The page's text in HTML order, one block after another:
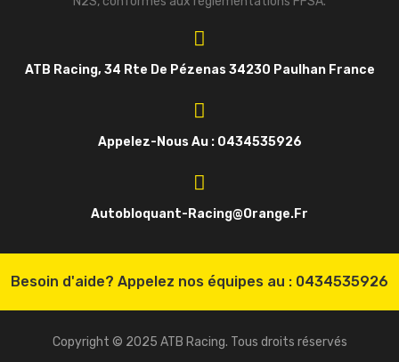
ATB Racing, 34 Rte De Pézenas 34230 Paulhan France
Appelez-Nous Au : 0434535926
Autobloquant-Racing@orange.fr
Besoin d'aide? Appelez nos équipes au : 0434535926
Copyright © 2025 ATB Racing. Tous droits réservés